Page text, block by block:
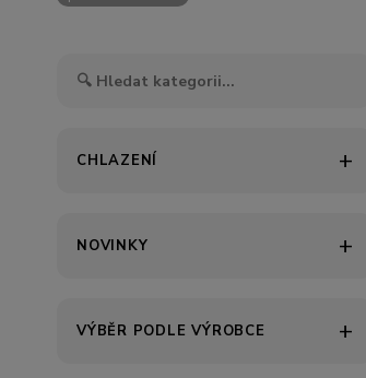
CHLAZENÍ
NOVINKY
VÝBĚR PODLE VÝROBCE